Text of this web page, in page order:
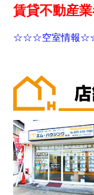
賃貸不動産
☆☆☆空室情報